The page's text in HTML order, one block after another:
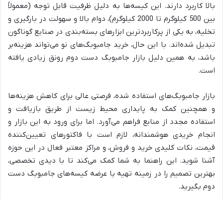
بالا کاربرد دارند. این کیسه‌ها به دلیل ظرفیت قابل توجه (معمولاً
بین 500 کیلوگرم تا 2000 کیلوگرم)، دوام بالا و سهولت در بارگیری و
تخلیه، به یکی از پرکاربردترین ابزارهای بسته‌بندی در صنایع گوناگون
تبدیل شده‌اند. با این حال، خرید جامبوبگ‌های نو می‌تواند هزینه‌بر
باشد، به همین دلیل بازار جامبوبگ دست دوم رونق زیادی یافته
است.
بازار جامبوبگ‌های استفاده شده، فرصتی عالی برای کاهش هزینه‌ها
و همچنین کمک به پایداری محیط زیست از طریق بازیافت و
استفاده مجدد از منابع فراهم می‌آورد. اما برای ورود به این بازار و
انجام خریدی هوشمندانه، لازم است با فاکتورهای تعیین‌کننده
قیمت، نکات کلیدی خرید و فروش، و مراکز معتبر فعال در این حوزه
آشنا شوید. این راهنما به شما کمک می‌کند تا با دیدی تخصصی،
بهترین تصمیم را در زمینه تهیه یا عرضه کیسه‌های جامبوبگ دست
دوم بگیرید.